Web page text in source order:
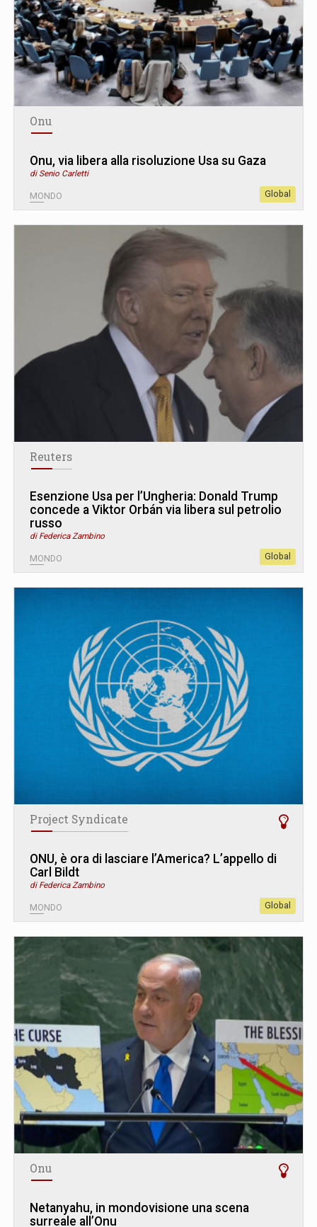
Onu
Onu, via libera alla risoluzione Usa su Gaza
di Senio Carletti
MONDO Global
Reuters
Esenzione Usa per l’Ungheria: Donald Trump
concede a Viktor Orbán via libera sul petrolio
russo
di Federica Zambino
MONDO Global
Project Syndicate
ONU, è ora di lasciare l’America? L’appello di
Carl Bildt
di Federica Zambino
MONDO Global
Onu
Netanyahu, in mondovisione una scena
surreale all’Onu